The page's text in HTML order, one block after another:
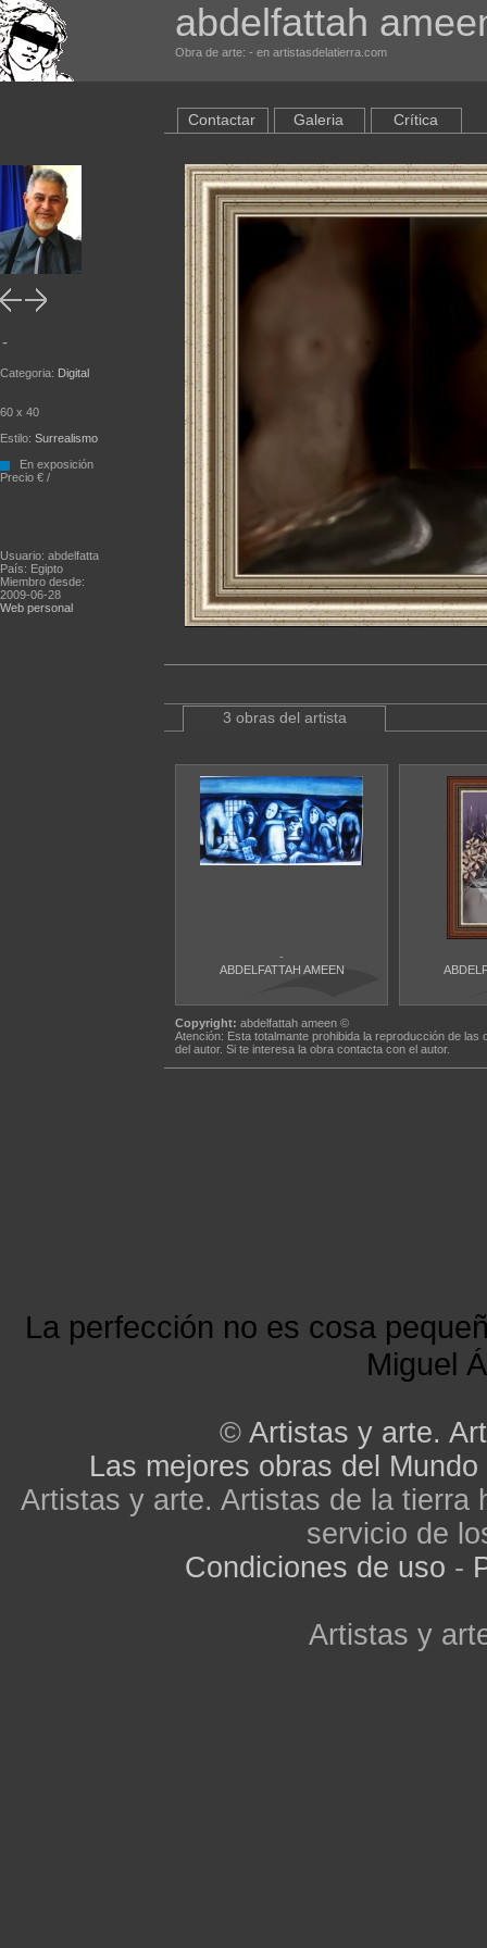
abdelfattah
Obra de arte: - en artistasdelatierra.com
-
Categoria: Digital
60 x 40
Estilo: Surrealismo
En exposición
Precio € /
Usuario: abdelfatta
País: Egipto
Miembro desde:
2009-06-28
Web personal
Contactar Galeria Crítica
3 obras del artista
-
ABDELFATTAH AMEEN
Copyright: abdelfattah ameen ©
Atención: Esta totalmante prohibida la reproducción de
del autor. Si te interesa la obra contacta con el autor.
La perfección no es cosa
Miguel
© Artistas y arte.
Las mejores obras del Mundo
Artistas y arte. Artistas de la tierra
servicio de
Condiciones de uso -
Artistas y